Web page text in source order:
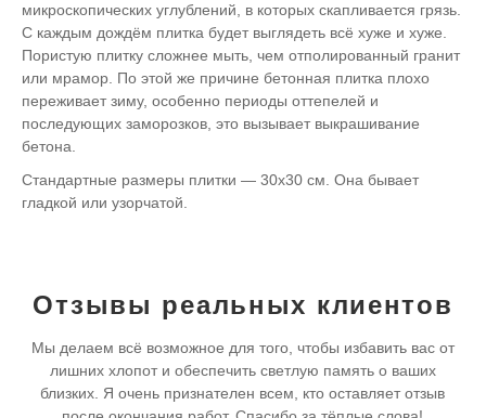
микроскопических углублений, в которых скапливается грязь.
С каждым дождём плитка будет выглядеть всё хуже и хуже.
Пористую плитку сложнее мыть, чем отполированный гранит
или мрамор. По этой же причине бетонная плитка плохо
переживает зиму, особенно периоды оттепелей и
последующих заморозков, это вызывает выкрашивание
бетона.
Стандартные размеры плитки — 30х30 см. Она бывает
гладкой или узорчатой.
Отзывы реальных клиентов
Мы делаем всё возможное для того, чтобы избавить вас от
лишних хлопот и обеспечить светлую память о ваших
близких. Я очень признателен всем, кто оставляет отзыв